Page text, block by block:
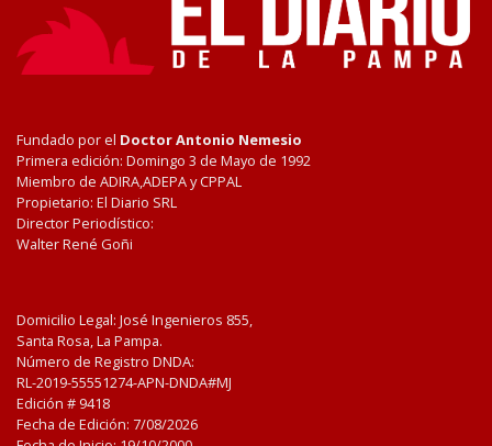
Fundado por el Doctor Antonio Nemesio
Primera edición: Domingo 3 de Mayo de 1992
Miembro de ADIRA,ADEPA y CPPAL
Propietario: El Diario SRL
Director Periodístico:
Walter René Goñi
Domicilio Legal: José Ingenieros 855,
Santa Rosa, La Pampa.
Número de Registro DNDA:
RL-2019-55551274-APN-DNDA#MJ
Edición # 9418
Fecha de Edición: 7/08/2026